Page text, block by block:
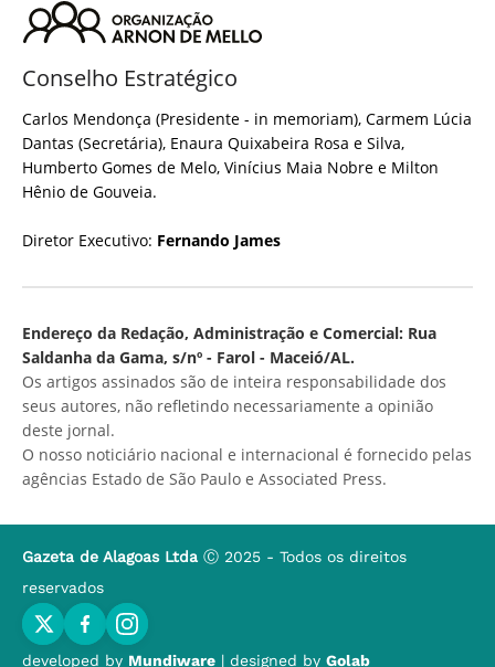
Conselho Estratégico
Carlos Mendonça (Presidente - in memoriam), Carmem Lúcia
Dantas (Secretária), Enaura Quixabeira Rosa e Silva,
Humberto Gomes de Melo, Vinícius Maia Nobre e Milton
Hênio de Gouveia.
Diretor Executivo: Fernando James
Endereço da Redação, Administração e Comercial: Rua
Saldanha da Gama, s/nº - Farol - Maceió/AL.
Os artigos assinados são de inteira responsabilidade dos
seus autores, não refletindo necessariamente a opinião
deste jornal.
O nosso noticiário nacional e internacional é fornecido pelas
agências Estado de São Paulo e Associated Press.
Gazeta de Alagoas Ltda Ⓒ 2025 - Todos os direitos
reservados
developed by Mundiware | designed by Golab